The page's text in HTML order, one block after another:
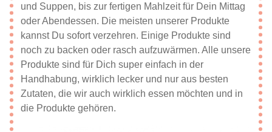
und Suppen, bis zur fertigen Mahlzeit für Dein Mittag
oder Abendessen. Die meisten unserer Produkte
kannst Du sofort verzehren. Einige Produkte sind
noch zu backen oder rasch aufzuwärmen. Alle unsere
Produkte sind für Dich super einfach in der
Handhabung, wirklich lecker und nur aus besten
Zutaten, die wir auch wirklich essen möchten und in
die Produkte gehören.